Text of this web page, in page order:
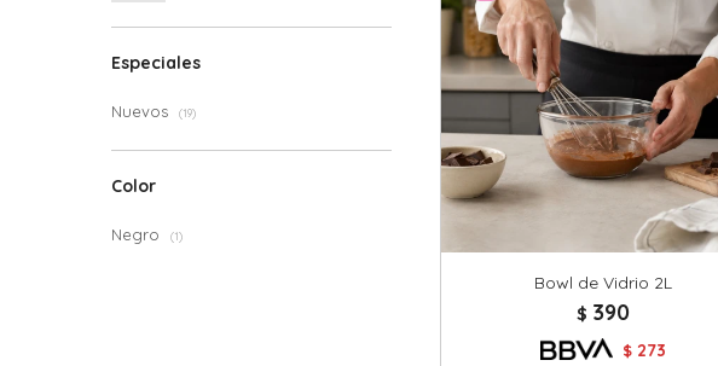
Bowl de Vidrio 2L
$ 390
$ 273
Especiales
Nuevos (19)
Color
Negro (1)